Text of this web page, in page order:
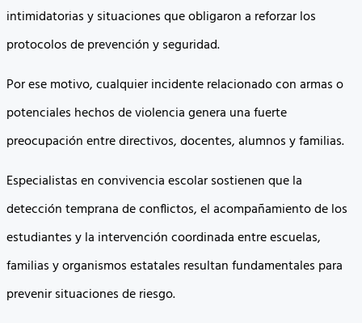
intimidatorias y situaciones que obligaron a reforzar los
protocolos de prevención y seguridad.
Por ese motivo, cualquier incidente relacionado con armas o
potenciales hechos de violencia genera una fuerte
preocupación entre directivos, docentes, alumnos y familias.
Especialistas en convivencia escolar sostienen que la
detección temprana de conflictos, el acompañamiento de los
estudiantes y la intervención coordinada entre escuelas,
familias y organismos estatales resultan fundamentales para
prevenir situaciones de riesgo.